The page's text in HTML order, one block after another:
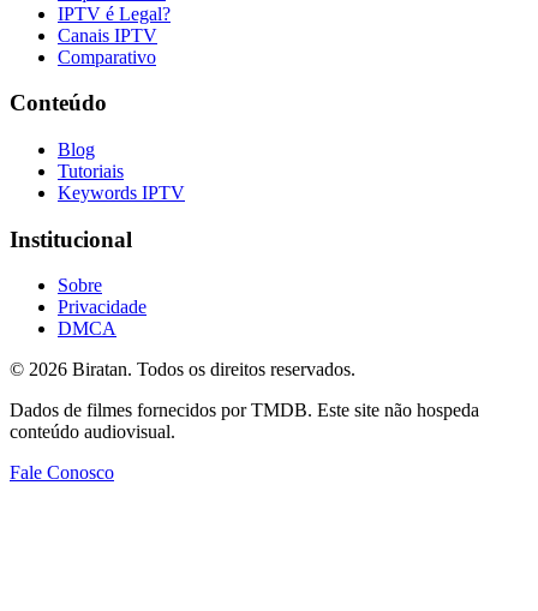
IPTV é Legal?
Canais IPTV
Comparativo
Conteúdo
Blog
Tutoriais
Keywords IPTV
Institucional
Sobre
Privacidade
DMCA
© 2026 Biratan. Todos os direitos reservados.
Dados de filmes fornecidos por TMDB. Este site não hospeda
conteúdo audiovisual.
Fale Conosco